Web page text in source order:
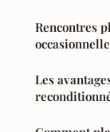
Rencontres
Les